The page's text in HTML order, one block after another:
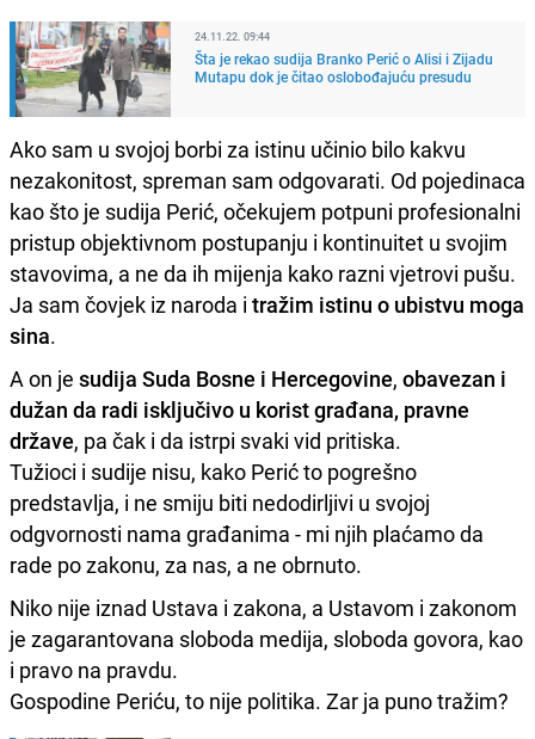
24.11.22. 09:44
Šta je rekao sudija Branko Perić o Alisi i Zijadu
Mutapu dok je čitao oslobođajuću presudu
Ako sam u svojoj borbi za istinu učinio bilo kakvu
nezakonitost, spreman sam odgovarati. Od pojedinaca
kao što je sudija Perić, očekujem potpuni profesionalni
pristup objektivnom postupanju i kontinuitet u svojim
stavovima, a ne da ih mijenja kako razni vjetrovi pušu.
Ja sam čovjek iz naroda i tražim istinu o ubistvu moga
sina.
A on je sudija Suda Bosne i Hercegovine, obavezan i
dužan da radi isključivo u korist građana, pravne
države, pa čak i da istrpi svaki vid pritiska.
Tužioci i sudije nisu, kako Perić to pogrešno
predstavlja, i ne smiju biti nedodirljivi u svojoj
odgvornosti nama građanima - mi njih plaćamo da
rade po zakonu, za nas, a ne obrnuto.
Niko nije iznad Ustava i zakona, a Ustavom i zakonom
je zagarantovana sloboda medija, sloboda govora, kao
i pravo na pravdu.
Gospodine Periću, to nije politika. Zar ja puno tražim?